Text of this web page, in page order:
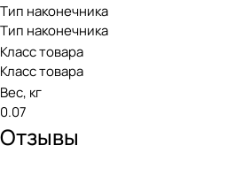
Тип наконечника
Тип наконечника
Класс товара
Класс товара
Вес, кг
0.07
Отзывы